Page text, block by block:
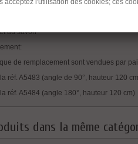
au savon
de remplacement sont vendues par
réf. A5483 (angle de 90°, hauteur 120
réf. A5484 (angle 180°, hauteur 120 cm)
dans la même
acceptez l'utilisation des cookies; ces